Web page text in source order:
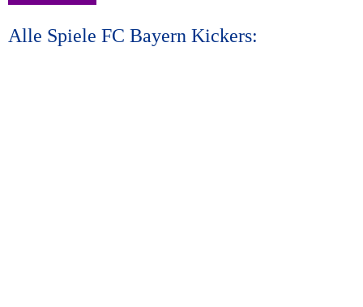
Alle Spiele FC Bayern Kickers: